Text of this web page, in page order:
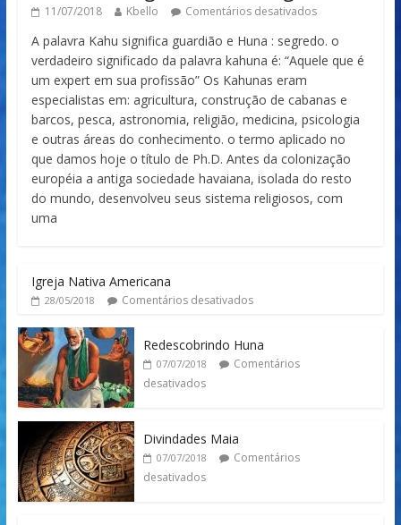
11/07/2018 Kbello Comentários desativados
A palavra Kahu significa guardião e Huna : segredo. o
verdadeiro significado da palavra kahuna é: “Aquele que é
um expert em sua profissão” Os Kahunas eram
especialistas em: agricultura, construção de cabanas e
barcos, pesca, astronomia, religião, medicina, psicologia
e outras áreas do conhecimento. o termo aplicado no
que damos hoje o título de Ph.D. Antes da colonização
européia a antiga sociedade havaiana, isolada do resto
do mundo, desenvolveu seus sistema religiosos, com
uma
Igreja Nativa Americana
28/05/2018 Comentários desativados
Redescobrindo Huna
07/07/2018
Comentários
desativados
Divindades Maia
07/07/2018
Comentários
desativados